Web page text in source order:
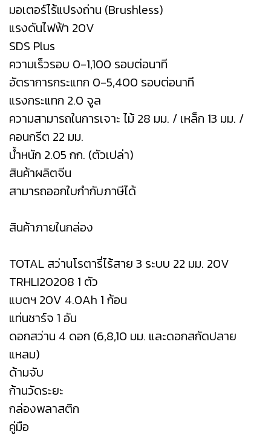
มอเตอร์ไร้แปรงถ่าน (Brushless)
แรงดันไฟฟ้า 20V
SDS Plus
ความเร็วรอบ 0-1,100 รอบต่อนาที
อัตราการกระแทก 0-5,400 รอบต่อนาที
แรงกระแทก 2.0 จูล
ความสามารถในการเจาะ ไม้ 28 มม. / เหล็ก 13 มม. /
คอนกรีต 22 มม.
น้ำหนัก 2.05 กก. (ตัวเปล่า)
สินค้าผลิตจีน
สามารถออกใบกำกับภาษีได้
สินค้าภายในกล่อง
TOTAL สว่านโรตารี่ไร้สาย 3 ระบบ 22 มม. 20V
TRHLI20208 1 ตัว
แบตฯ 20V 4.0Ah 1 ก้อน
แท่นชาร์จ 1 อัน
ดอกสว่าน 4 ดอก (6,8,10 มม. และดอกสกัดปลาย
แหลม)
ด้ามจับ
ก้านวัดระยะ
กล่องพลาสติก
คู่มือ